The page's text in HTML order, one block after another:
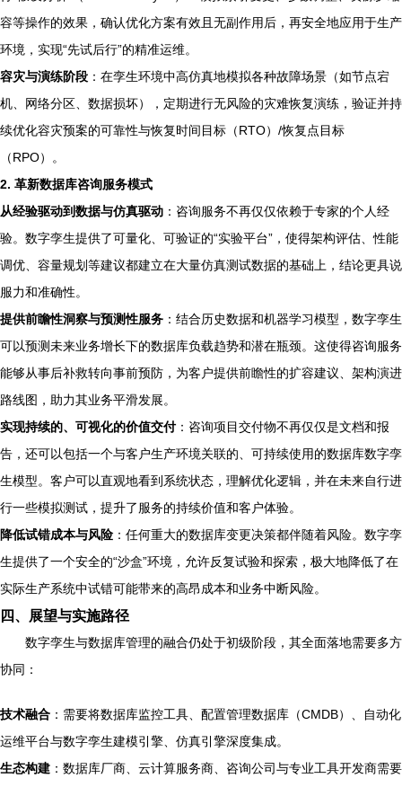
容等操作的效果，确认优化方案有效且无副作用后，再安全地应用于生产
环境，实现“先试后行”的精准运维。
容灾与演练阶段 ：在孪生环境中高仿真地模拟各种故障场景（如节点宕
机、网络分区、数据损坏），定期进行无风险的灾难恢复演练，验证并持
续优化容灾预案的可靠性与恢复时间目标（RTO）/恢复点目标
（RPO）。
2. 革新数据库咨询服务模式
从经验驱动到数据与仿真驱动 ：咨询服务不再仅仅依赖于专家的个人经
验。数字孪生提供了可量化、可验证的“实验平台”，使得架构评估、性能
调优、容量规划等建议都建立在大量仿真测试数据的基础上，结论更具说
服力和准确性。
提供前瞻性洞察与预测性服务 ：结合历史数据和机器学习模型，数字孪生
可以预测未来业务增长下的数据库负载趋势和潜在瓶颈。这使得咨询服务
能够从事后补救转向事前预防，为客户提供前瞻性的扩容建议、架构演进
路线图，助力其业务平滑发展。
实现持续的、可视化的价值交付：咨询项目交付物不再仅仅是文档和报
告，还可以包括一个与客户生产环境关联的、可持续使用的数据库数字孪
生模型。客户可以直观地看到系统状态，理解优化逻辑，并在未来自行进
行一些模拟测试，提升了服务的持续价值和客户体验。
降低试错成本与风险 ：任何重大的数据库变更决策都伴随着风险。数字孪
生提供了一个安全的“沙盒”环境，允许反复试验和探索，极大地降低了在
实际生产系统中试错可能带来的高昂成本和业务中断风险。
四、展望与实施路径
数字孪生与数据库管理的融合仍处于初级阶段，其全面落地需要多方
协同：
技术融合 ：需要将数据库监控工具、配置管理数据库（CMDB）、自动化
运维平台与数字孪生建模引擎、仿真引擎深度集成。
生态构建 ：数据库厂商、云计算服务商、咨询公司与专业工具开发商需要